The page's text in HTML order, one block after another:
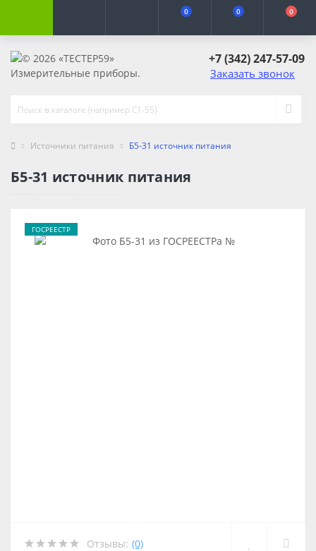
0 0 0
+7 (342) 247-57-09
Заказать звонок
Источники питания Б5-31 источник питания
Б5-31 источник питания
ГОСРЕЕСТР
Отзывы: (0)